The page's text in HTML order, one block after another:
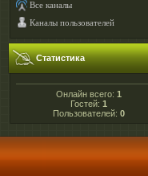
Все каналы
Каналы пользователей
Статистика
Онлайн всего: 1
Гостей: 1
Пользователей: 0